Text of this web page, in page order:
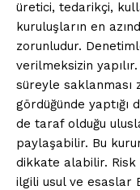
üretici, tedarikçi,
kuruluşların en
zorunludur.
verilmeksizin
süreyle saklanması
gördüğünde
de taraf olduğu
paylaşabilir. Bu
dikkate alabilir.
ilgili usul ve esaslar